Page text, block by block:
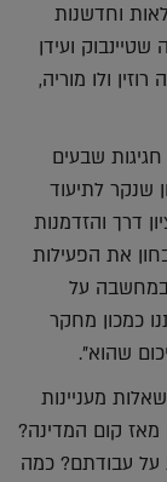
וחדשנות
ועידן
ולו מוריה,
שבעים
שנקר לתיעוד
דרך והזדמנות
את הפעילות
במחשבה על
כמכון מחקר
שהוא".
מעניינות
מאז קום המדינה?
על עבודתם? כמה